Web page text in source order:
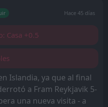
Hace 45 días
Casa +0.5
Islandia, ya que al final
a Fram Reykjavik 5-
una nueva visita - a